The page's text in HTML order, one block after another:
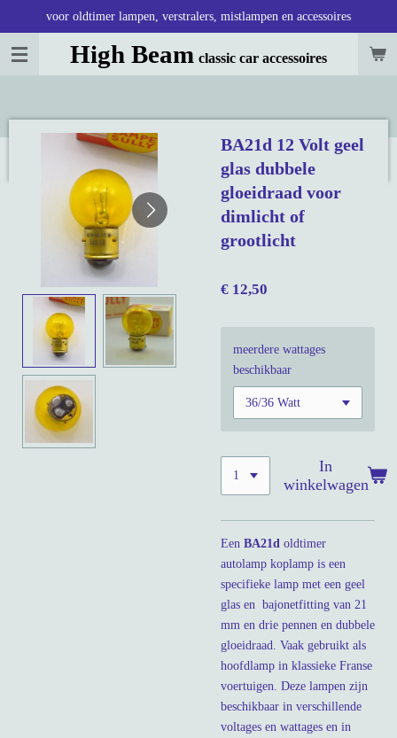
naar
High Beam classic car accessoires
voor oldtimer lampen, verstralers, mistlampen en accessoires
BA21d 12 Volt geel
glas dubbele
gloeidraad voor
dimlicht of
grootlicht
€ 12,50
meerdere wattages
beschikbaar
In
winkelwagen
Een BA21d oldtimer
autolamp koplamp is een
specifieke lamp met een geel
glas en bajonetfitting van 21
mm en drie pennen en dubbele
gloeidraad. Vaak gebruikt als
hoofdlamp in klassieke Franse
voertuigen. Deze lampen zijn
beschikbaar in verschillende
voltages en wattages en in